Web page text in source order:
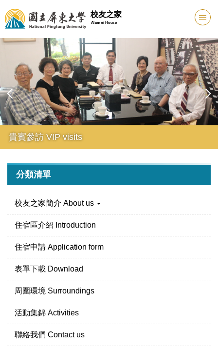
跳
到
主
要
校友之家
Alumni House
貴賓參訪 VIP visits
分類清單
校友之家簡介 About us
住宿區介紹 Introduction
住宿申請 Application form
表單下載 Download
周圍環境 Surroundings
活動集錦 Activities
聯絡我們 Contact us